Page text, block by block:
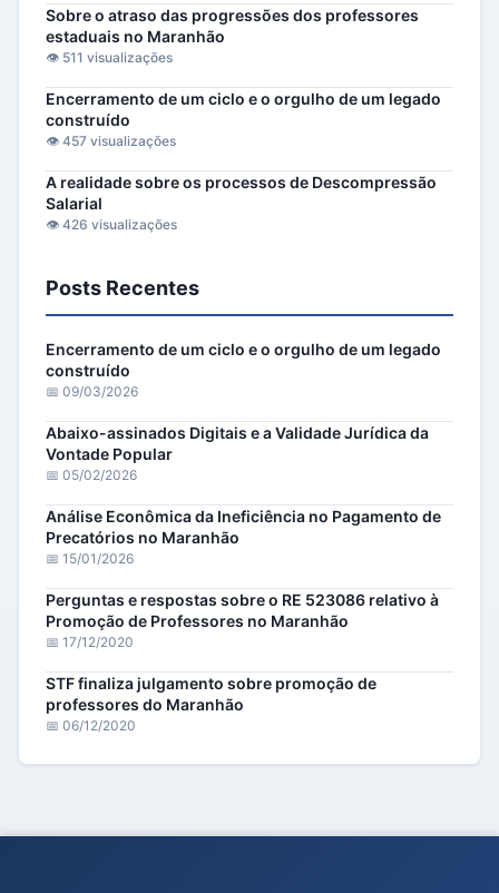
Sobre o atraso das progressões dos professores
estaduais no Maranhão
👁️ 511 visualizações
Encerramento de um ciclo e o orgulho de um legado
construído
👁️ 457 visualizações
A realidade sobre os processos de Descompressão
Salarial
👁️ 426 visualizações
Posts Recentes
Encerramento de um ciclo e o orgulho de um legado
construído
📅 09/03/2026
Abaixo-assinados Digitais e a Validade Jurídica da
Vontade Popular
📅 05/02/2026
Análise Econômica da Ineficiência no Pagamento de
Precatórios no Maranhão
📅 15/01/2026
Perguntas e respostas sobre o RE 523086 relativo à
Promoção de Professores no Maranhão
📅 17/12/2020
STF finaliza julgamento sobre promoção de
professores do Maranhão
📅 06/12/2020